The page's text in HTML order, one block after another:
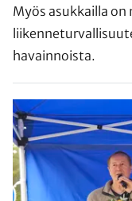
Myös asukkailla
havainnoista.